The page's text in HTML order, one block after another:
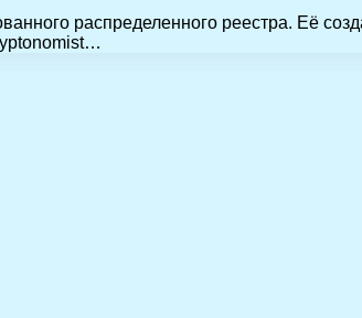
распределенного реестра. Её